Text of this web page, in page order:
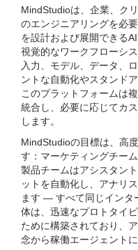
MindStudioは、企業、ク
のエンジニアリングを必
を設計および展開できる
視覚的なワークフローシ
入力、モデル、データ、
ントな自動化やスタンド
このプラットフォームは
統合し、必要に応じてカ
します。
MindStudioの目標は、高
す：マーケティングチー
製品チームはアシスタン
ットを自動化し、アナリ
ます — すべて同じインタ
体は、迅速なプロトタイ
ために構築されており、
念から稼働エージェントに